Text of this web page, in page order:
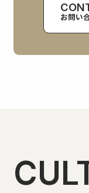
お問い